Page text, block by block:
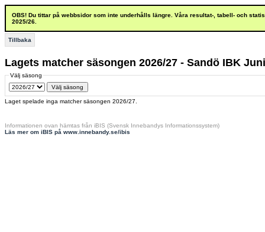
OBS! Du tittar på webbsidor som inte underhålls längre. Våra resultat-, tabell- och
2025/26.
Tillbaka
Lagets matcher säsongen 2026/27 - Sandö IBK
Välj säsong
Laget spelade inga matcher säsongen 2026/27.
Informationen ovan hämtas från iBIS (Svensk Innebandys Informationssystem)
Läs mer om iBIS på www.innebandy.se/ibis